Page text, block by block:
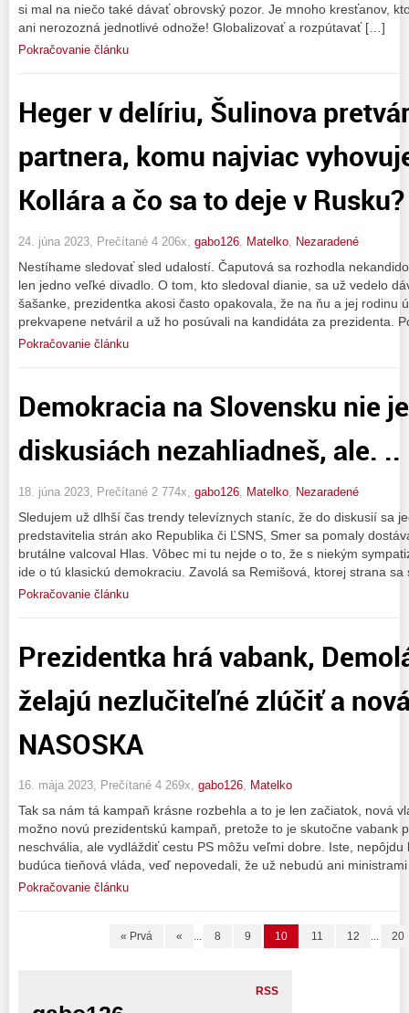
si mal na niečo také dávať obrovský pozor. Je mnoho kresťanov,
ani nerozozná jednotlivé odnože! Globalizovať a rozpútavať […]
Pokračovanie článku
Heger v delíriu, Šulinova
partnera, komu najviac
Kollára a čo sa to deje v Rusku?
24. júna 2023, Prečítané 4 206x, gabo126 Matelko Nezaradené
Nestíhame sledovať sled udalostí. Čaputová sa rozhodla
len jedno veľké divadlo. O tom, kto sledoval dianie, sa už vedelo
šašanke, prezidentka akosi často opakovala, že na ňu a jej rodinu
prekvapene netváril a už ho posúvali na kandidáta za prezidenta.
Pokračovanie článku
Demokracia na Slovensku nie
diskusiách nezahliadneš, ale. ..
18. júna 2023, Prečítané 2 774x, gabo126 Matelko Nezaradené
Sledujem už dlhší čas trendy televíznych staníc, že do diskusií sa
predstavitelia strán ako Republika či ĽSNS, Smer sa pomaly
brutálne valcoval Hlas. Vôbec mi tu nejde o to, že s niekým
ide o tú klasickú demokraciu. Zavolá sa Remišová, ktorej strana
Pokračovanie článku
Prezidentka hrá vabank,
želajú nezlučiteľné zlúčiť a
NASOSKA
16. mája 2023, Prečítané 4 269x, gabo126, Matelko
Tak sa nám tá kampaň krásne rozbehla a to je len začiatok, nová
možno novú prezidentskú kampaň, pretože to je skutočne vabank
neschvália, ale vydláždiť cestu PS môžu veľmi dobre. Iste,
budúca tieňová vláda, veď nepovedali, že už nebudú ani
Pokračovanie článku
« Prvá « ... 8 9 10 11 12 ... 20
RSS